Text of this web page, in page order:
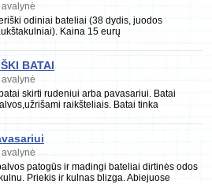
avalynė
odiniai bateliai (38 dydis, juodos
Kaina 15 eurų
BATAI
avalynė
skirti rudeniui arba pavasariui. Batai
raikšteliais. Batai tinka
avalynė
patogūs ir madingi bateliai dirtinės odos
Priekis ir kulnas blizga. Abiejuose